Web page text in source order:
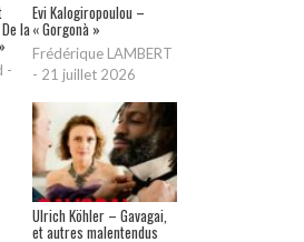
la
-
Evi Kalogiropoulou –
« Gorgonà »
Frédérique LAMBERT
- 21 juillet 2026
Ulrich Köhler – Gavagai,
et autres malentendus